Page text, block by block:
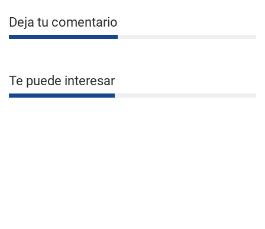
Deja tu comentario
Te puede interesar